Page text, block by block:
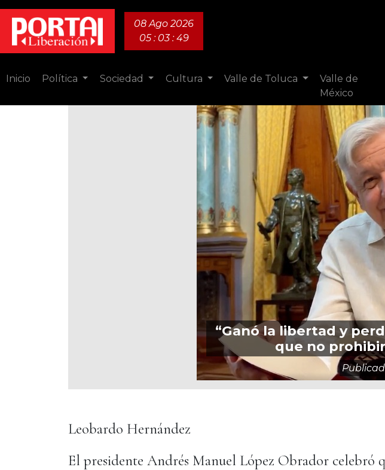
08 Ago 2026
05 : 03 : 50
Inicio Política Sociedad Cultura Valle de Toluca
Valle de
México
“Ganó la libertad y
que no
Leobardo Hernández
El presidente Andrés Manuel López Obrador celebró